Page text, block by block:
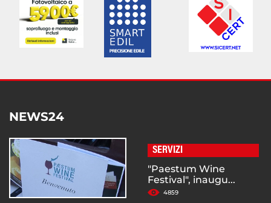
NEWS24
SERVIZI
"Paestum Wine
Festival", inaugu...
4859